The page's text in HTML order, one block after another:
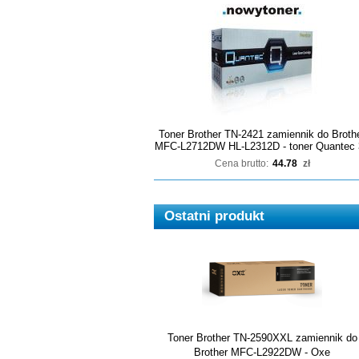
Toner Brother TN-2421 zamiennik do
MFC-L2712DW HL-L2312D - toner Quantec
Cena brutto: 44.78 zł
Ostatni produkt
Toner Brother TN-2590XXL zamiennik do
Brother MFC-L2922DW - Oxe